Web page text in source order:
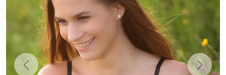
Previous Next